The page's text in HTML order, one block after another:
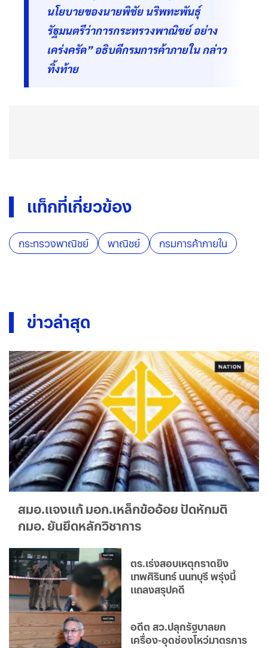
นโยบายของนายพิชัย นริพทะพันธุ์
รัฐมนตรีว่าการกระทรวงพาณิชย์ อย่าง
เคร่งครัด” อธิบดีกรมการค้าภายใน กล่าว
ทิ้งท้าย
แท็กที่เกี่ยวข้อง
กระทรวงพาณิชย์ พาณิชย์ กรมการค้าภายใน
ข่าวล่าสุด
สมอ.แจงแก้ มอก.เหล็กข้ออ้อย ปัดหักมติ
กมอ. ยันยึดหลักวิชาการ
ตร.เร่งสอบเหตุกราดยิง
เทพศิรินทร์ นนทบุรี พรุ่งนี้
แถลงสรุปคดี
อดีต สว.ปลุกรัฐบาลยก
เครื่อง-อุดช่องโหว่มาตรการ